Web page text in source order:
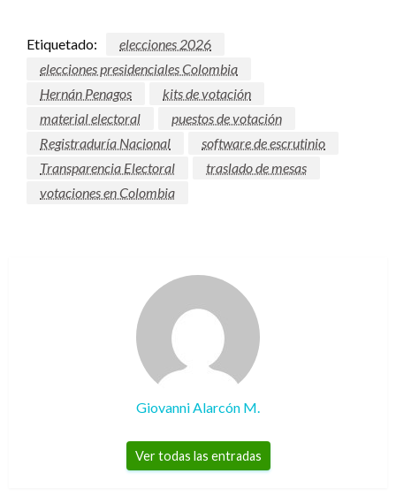
Etiquetado:
elecciones 2026
elecciones presidenciales Colombia
Hernán Penagos
kits de votación
material electoral
puestos de votación
Registraduría Nacional
software de escrutinio
Transparencia Electoral
traslado de mesas
votaciones en Colombia
Giovanni Alarcón M.
Ver todas las entradas